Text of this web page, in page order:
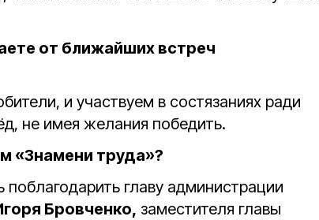
от ближайших встреч
и участвуем в состязаниях ради
не имея желания победить.
«Знамени труда»?
главу администрации
Бровченко, заместителя главы